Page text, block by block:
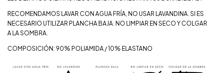
RECOMENDAMOS LAVAR CON AGUA FRÍA, NO USAR LAVANDINA. SI ES
NECESARIO UTILIZAR PLANCHA BAJA. NO LIMPIAR EN SECO Y COLGAR
A LA SOMBRA.
COMPOSICIÓN: 90% POLIAMIDA / 10% ELASTANO